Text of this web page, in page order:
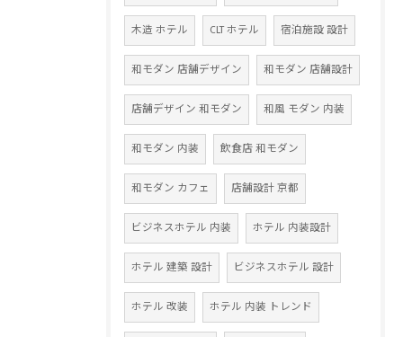
木造 ホテル CLT ホテル 宿泊施設 設計
和モダン 店舗デザイン 和モダン 店舗設計
店舗デザイン 和モダン 和風 モダン 内装
和モダン 内装 飲食店 和モダン
和モダン カフェ 店舗設計 京都
ビジネスホテル 内装 ホテル 内装設計
ホテル 建築 設計 ビジネスホテル 設計
ホテル 改装 ホテル 内装 トレンド